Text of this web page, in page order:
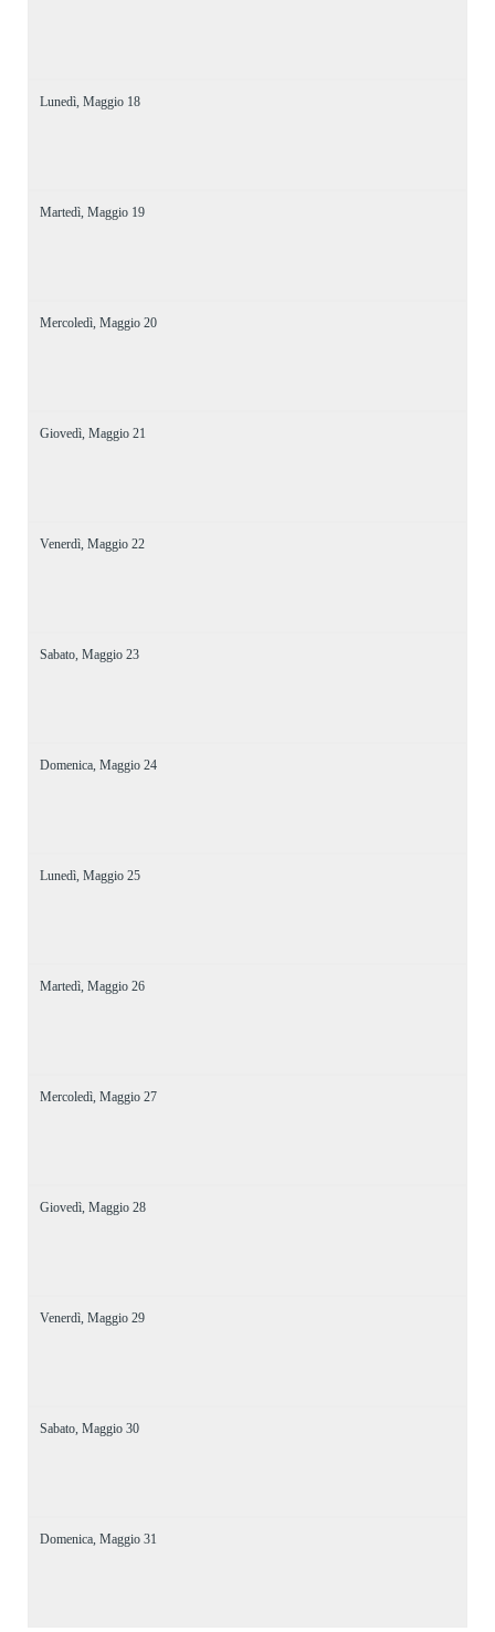
Lunedì, Maggio 18
Martedì, Maggio 19
Mercoledì, Maggio 20
Giovedì, Maggio 21
Venerdì, Maggio 22
Sabato, Maggio 23
Domenica, Maggio 24
Lunedì, Maggio 25
Martedì, Maggio 26
Mercoledì, Maggio 27
Giovedì, Maggio 28
Venerdì, Maggio 29
Sabato, Maggio 30
Domenica, Maggio 31